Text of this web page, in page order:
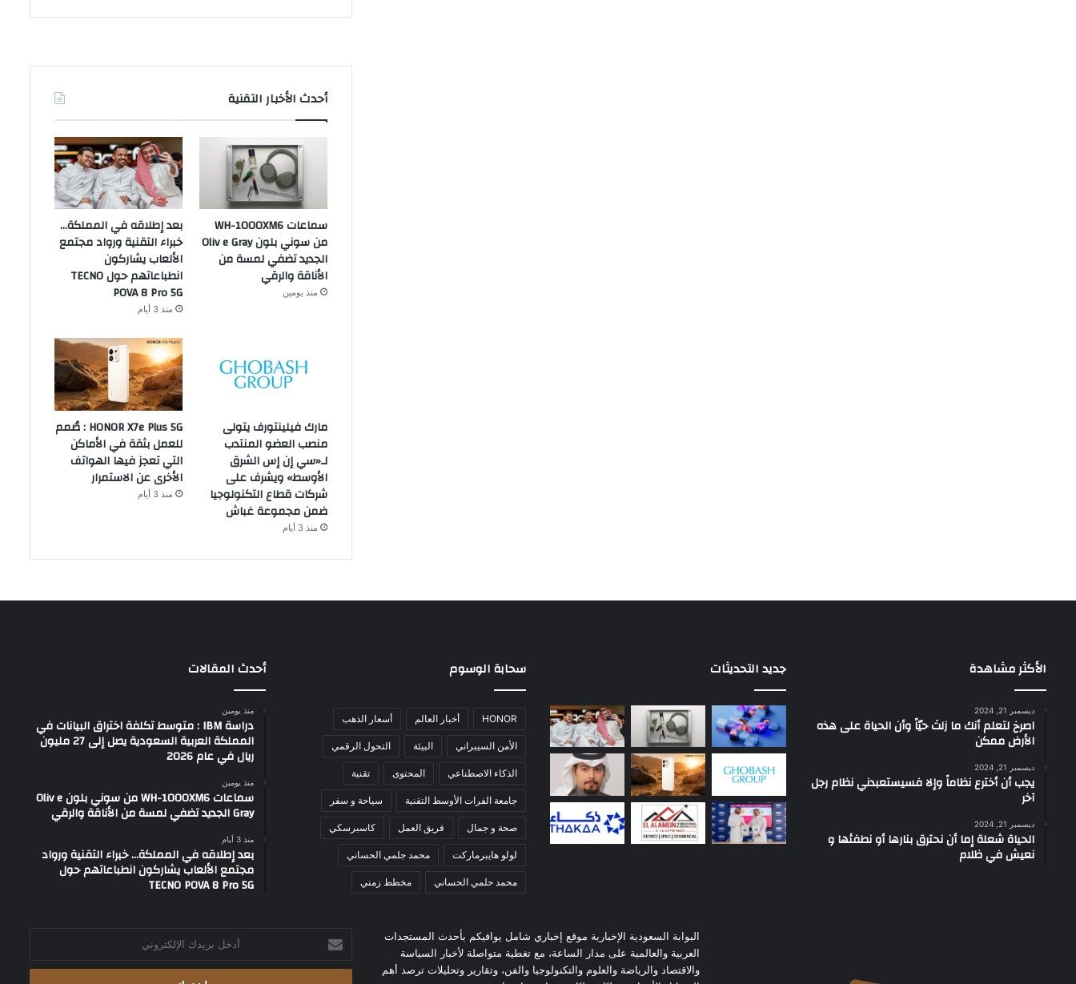
أحدث الأخبار التقنية
سماعات WH-1000XM6
من سوني بلون Oliv e Gray
الجديد تضفي لمسة من
الأناقة والرقي
منذ يومين
بعد إطلاقه في المملكة…
خبراء التقنية ورواد مجتمع
الألعاب يشاركون
انطباعاتهم حول TECNO
POVA 8 Pro 5G
منذ 3 أيام
مارك فيلينتورف يتولى
منصب العضو المنتدب
لـ«سي إن إس الشرق
الأوسط» ويشرف على
شركات قطاع التكنولوجيا
ضمن مجموعة غباش
منذ 3 أيام
HONOR X7e Plus 5G : صُمم
للعمل بثقة في الأماكن
التي تعجز فيها الهواتف
الأخرى عن الاستمرار
منذ 3 أيام
الأكثر مشاهدة
ديسمبر 21, 2024
‫اصرخ لتعلم أنك ما زلتَ حيّاً وأن الحياة على هذه
الأرض ممكن
ديسمبر 21, 2024
يجب أن أخترع نظاماً وإلا فسيستعبدني نظام رجل
آخر
ديسمبر 21, 2024
الحياة شعلة إما أن نحترق بنارها أو نطفئها و
نعيش في ظلام
جديد التحديثات سحابة الوسوم
HONOR أخبار العالم أسعار الذهب
الأمن السيبراني البيئة التحول الرقمي
الذكاء الاصطناعي المحتوى تقنية
جامعة الفرات الأوسط التقنية سياحة و سفر
صحة و جمال فريق العمل كاسبرسكي
لولو هايبرماركت محمد جلمي الحساني
محمد حلمي الحساني مخطط زمني
أحدث المقالات
منذ يومين
دراسة IBM : متوسط تكلفة اختراق البيانات في
المملكة العربية السعودية يصل إلى 27 مليون
ريال في عام 2026
منذ يومين
سماعات WH-1000XM6 من سوني بلون Oliv e
Gray الجديد تضفي لمسة من الأناقة والرقي
منذ 3 أيام
بعد إطلاقه في المملكة… خبراء التقنية ورواد
مجتمع الألعاب يشاركون انطباعاتهم حول
TECNO POVA 8 Pro 5G
البوابة السعودية الإخبارية موقع إخباري شامل يوافيكم بأحدث المستجدات
العربية والعالمية على مدار الساعة، مع تغطية متواصلة لأخبار السياسة
والاقتصاد والرياضة والعلوم والتكنولوجيا والفن، وتقارير وتحليلات ترصد أهم
بريدك
الإلكتروني